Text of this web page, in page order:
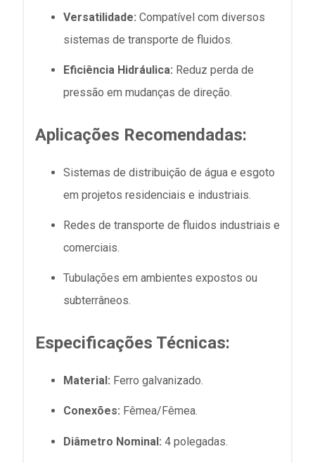
Versatilidade: Compatível com diversos
sistemas de transporte de fluidos.
Eficiência Hidráulica: Reduz perda de
pressão em mudanças de direção.
Aplicações Recomendadas:
Sistemas de distribuição de água e esgoto
em projetos residenciais e industriais.
Redes de transporte de fluidos industriais e
comerciais.
Tubulações em ambientes expostos ou
subterrâneos.
Especificações Técnicas:
Material: Ferro galvanizado.
Conexões: Fêmea/Fêmea.
Diâmetro Nominal: 4 polegadas.